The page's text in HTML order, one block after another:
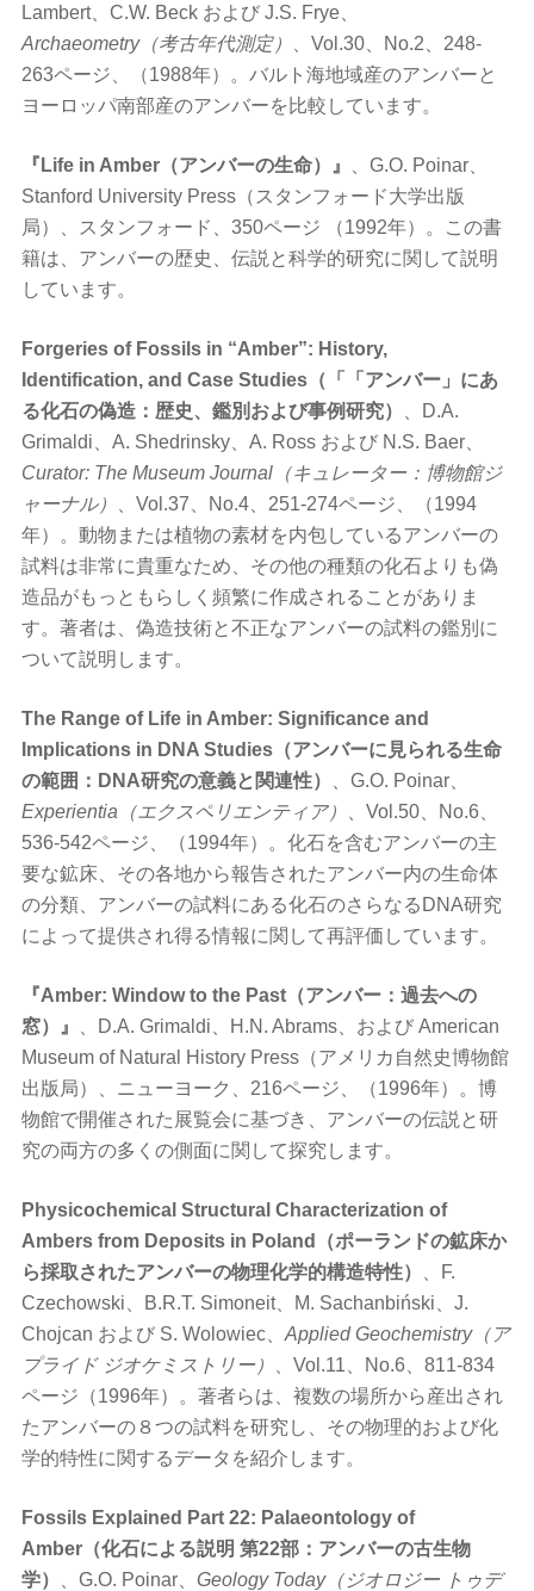
Lambert、C.W. Beck および J.S. Frye、
Archaeometry（考古年代測定）
、Vol.30、No.2、248-
263ページ、（1988年）。バルト海地域産のアンバーと
ヨーロッパ南部産のアンバーを比較しています。
『Life in Amber（アンバーの生命）』
、G.O. Poinar、
Stanford University Press（スタンフォード大学出版
局）、スタンフォード、350ページ （1992年）。この書
籍は、アンバーの歴史、伝説と科学的研究に関して説明
しています。
Forgeries of Fossils in “Amber”: History,
Identification, and Case Studies（「「アンバー」にあ
る化石の偽造：歴史、鑑別および事例研究）
、D.A.
Grimaldi、A. Shedrinsky、A. Ross および N.S. Baer、
Curator: The Museum Journal（キュレーター：博物館ジ
ャーナル）
、Vol.37、No.4、251-274ページ、（1994
年）。動物または植物の素材を内包しているアンバーの
試料は非常に貴重なため、その他の種類の化石よりも偽
造品がもっともらしく頻繁に作成されることがありま
す。著者は、偽造技術と不正なアンバーの試料の鑑別に
ついて説明します。
The Range of Life in Amber: Significance and
Implications in DNA Studies（アンバーに見られる生命
の範囲：DNA研究の意義と関連性）
、G.O. Poinar、
Experientia（エクスペリエンティア）
、Vol.50、No.6、
536-542ページ、（1994年）。化石を含むアンバーの主
要な鉱床、その各地から報告されたアンバー内の生命体
の分類、アンバーの試料にある化石のさらなるDNA研究
によって提供され得る情報に関して再評価しています。
『Amber: Window to the Past（アンバー：過去への
窓）』
、D.A. Grimaldi、H.N. Abrams、および American
Museum of Natural History Press（アメリカ自然史博物館
出版局）、ニューヨーク、216ページ、（1996年）。博
物館で開催された展覧会に基づき、アンバーの伝説と研
究の両方の多くの側面に関して探究します。
Physicochemical Structural Characterization of
Ambers from Deposits in Poland（ポーランドの鉱床か
ら採取されたアンバーの物理化学的構造特性）
、F.
Czechowski、B.R.T. Simoneit、M. Sachanbiński、J.
Chojcan および S. Wolowiec、 Applied Geochemistry（ア
プライド ジオケミストリー）
、Vol.11、No.6、811-834
ページ（1996年）。著者らは、複数の場所から産出され
たアンバーの８つの試料を研究し、その物理的および化
学的特性に関するデータを紹介します。
Fossils Explained Part 22: Palaeontology of
Amber（化石による説明 第22部：アンバーの古生物
学）
、G.O. Poinar、 Geology Today（ジオロジー トゥデ